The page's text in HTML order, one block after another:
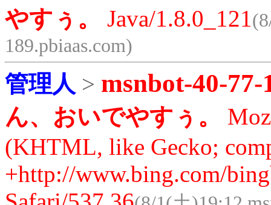
やすぅ。 Java/1.8.0_121
189.pbiaas.com)
管理人 > msnbot-40-77-
ん、おいでやすぅ。
(KHTML, like Gecko;
+http://www.bing.com/